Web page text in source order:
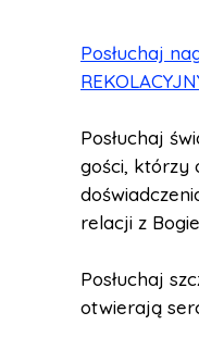
Posłuchaj
Posłuchaj
gości, którzy
relacji z
Posłuchaj
otwierają